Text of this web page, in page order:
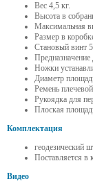
Вес 4,5 кг.
Высота в
Максимальная
Размер в
Становый винт
Предназначение
Ножки
Диаметр
Ремень
Рукоядка для
Плоская
Комплектация
геодезический
Поставляется в
Видео